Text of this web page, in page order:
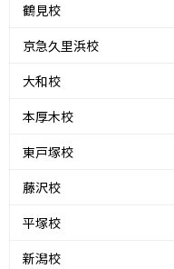
鶴見校
京急久里浜校
大和校
本厚木校
東戸塚校
藤沢校
平塚校
新潟校